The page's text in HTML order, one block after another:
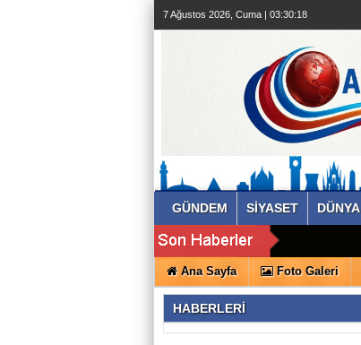
7 Ağustos 2026, Cuma | 03:30:18
GÜNDEM SİYASET DÜNYA
Ana Sayfa Foto Galeri
HABERLERİ